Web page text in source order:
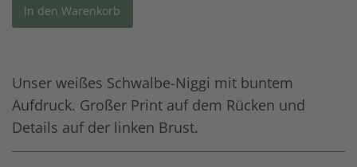
Unser weißes Schwalbe-Niggi mit buntem
Aufdruck. Großer Print auf dem Rücken und
Details auf der linken Brust.